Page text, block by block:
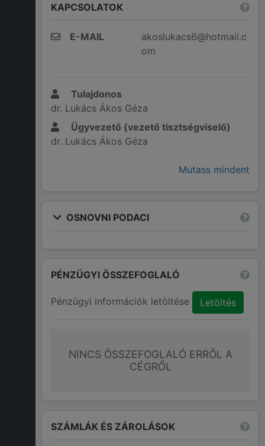
KAPCSOLATOK
E-MAIL
akoslukacs6@hotmail.c
om
Tulajdonos
dr. Lukács Ákos Géza
Ügyvezető (vezető tisztségviselő)
dr. Lukács Ákos Géza
Mutass mindent
OSNOVNI PODACI
PÉNZÜGYI ÖSSZEFOGLALÓ
Pénzügyi információk letöltése Letöltés
NINCS ÖSSZEFOGLALÓ ERRŐL A
CÉGRŐL
SZÁMLÁK ÉS ZÁROLÁSOK